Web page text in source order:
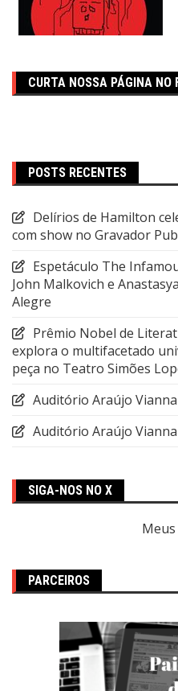
CURTA NOSSA PÁGINA NO
POSTS RECENTES
Delírios de Hamilton
com show no Gravador Pub
Espetáculo The
John Malkovich e
Alegre
Prêmio Nobel de
explora o multifacetado
peça no Teatro Simões
Auditório Araújo
Auditório Araújo
SIGA-NOS NO X
PARCEIROS